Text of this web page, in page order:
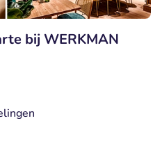
bij WERKMAN